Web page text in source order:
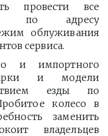
провести все
по адресу
облуживания
сервиса.
и импортного
и модели
езды по
колесо в
заменить
владельцев